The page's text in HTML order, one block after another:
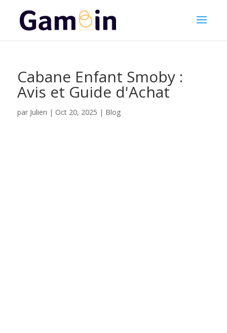
Cabane Enfant Smoby :
Avis et Guide d'Achat
par Julien | Oct 20, 2025 | Blog